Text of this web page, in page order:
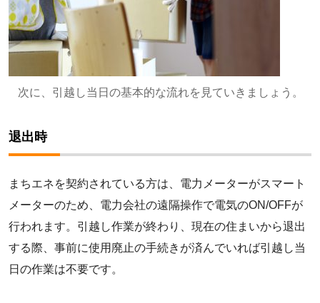
次に、引越し当日の基本的な流れを見ていきましょう。
退出時
まちエネを契約されている方は、電力メーターがスマート
メーターのため、電力会社の遠隔操作で電気のON/OFFが
行われます。引越し作業が終わり、現在の住まいから退出
する際、事前に使用廃止の手続きが済んでいれば引越し当
日の作業は不要です。